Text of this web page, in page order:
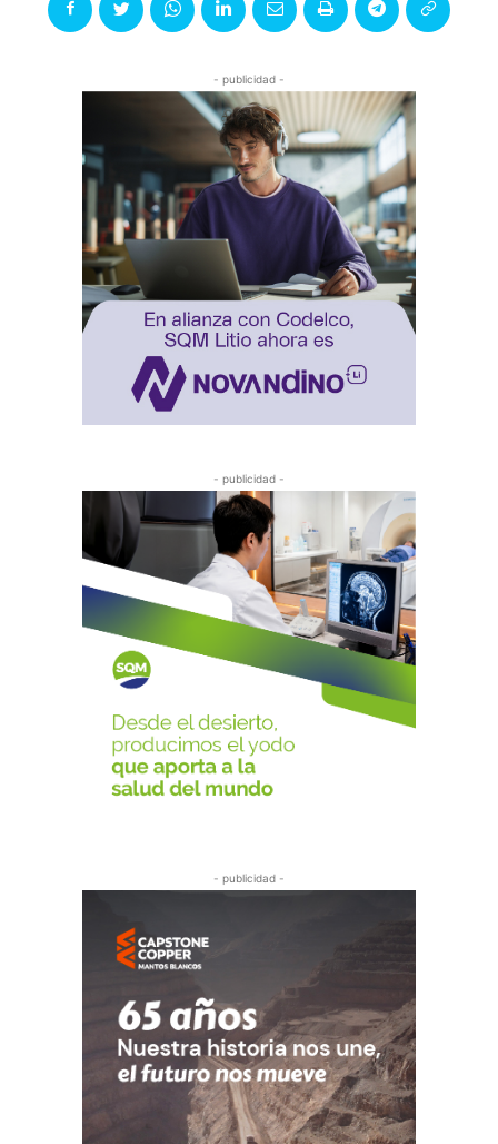
- publicidad -
- publicidad -
- publicidad -